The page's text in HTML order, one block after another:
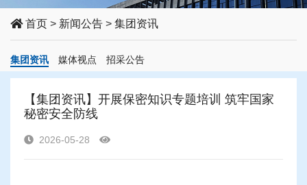
首页 > 新闻公告 > 集团资讯
集团资讯 媒体视点 招采公告
【集团资讯】开展保密知识专题培训 筑牢国家
秘密安全防线
2026-05-28